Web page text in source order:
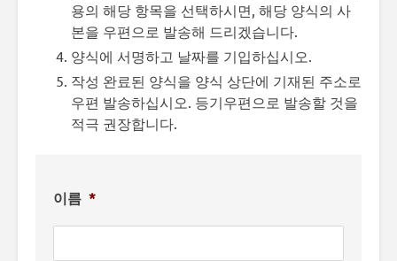
용의 해당 항목을 선택하시면, 해당 양식의 사
본을 우편으로 발송해 드리겠습니다.
양식에 서명하고 날짜를 기입하십시오.
작성 완료된 양식을 양식 상단에 기재된 주소로
우편 발송하십시오. 등기우편으로 발송할 것을
적극 권장합니다.
이름 *